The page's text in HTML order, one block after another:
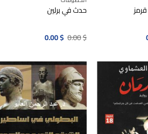
السعر
الحالي
0.00$.
حدث في برلين
0.00$ السعر
الأصلي
0.00$.
0.00$ السعر
الحالي
0.00$.